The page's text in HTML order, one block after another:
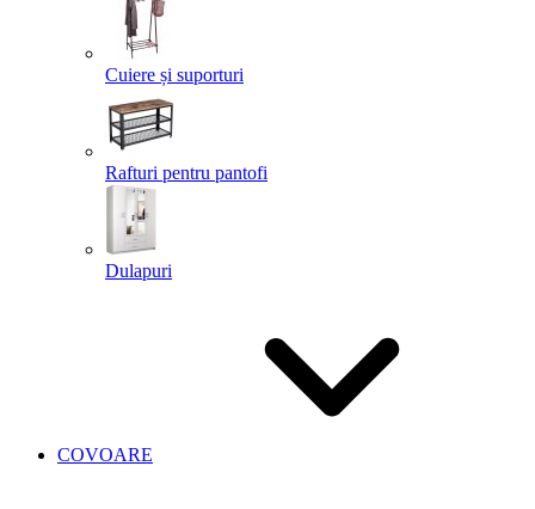
Cuiere și suporturi
Rafturi pentru pantofi
Dulapuri
COVOARE